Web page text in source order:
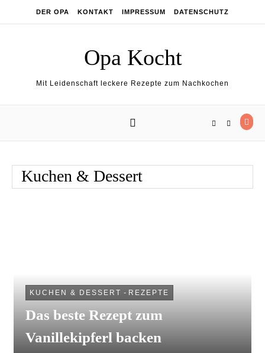
DER OPA KONTAKT IMPRESSUM DATENSCHUTZ
Opa Kocht
Mit Leidenschaft leckere Rezepte zum Nachkochen
Kuchen & Dessert
KUCHEN & DESSERT - REZEPTE
Das beste Rezept zum
Vanillekipferl backen